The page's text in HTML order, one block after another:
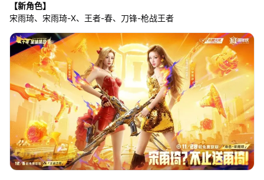
【新角色】
宋雨琦、宋雨琦-X、王者-春、刀锋-枪战王者